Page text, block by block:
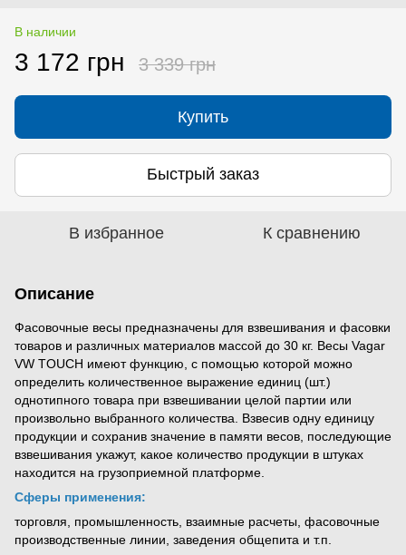
В наличии
3 172 грн 3 339 грн
Купить
Быстрый заказ
В избранное К сравнению
Описание
Фасовочные весы предназначены для взвешивания и фасовки
товаров и различных материалов массой до 30 кг. Весы Vagar
VW TOUCH имеют функцию, с помощью которой можно
определить количественное выражение единиц (шт.)
однотипного товара при взвешивании целой партии или
произвольно выбранного количества. Взвесив одну единицу
продукции и сохранив значение в памяти весов, последующие
взвешивания укажут, какое количество продукции в штуках
находится на грузоприемной платформе.
Сферы применения:
торговля, промышленность, взаимные расчеты, фасовочные
производственные линии, заведения общепита и т.п.